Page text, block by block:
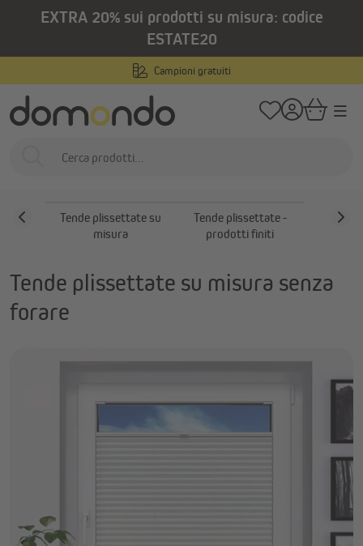
principale
EXTRA 20% sui prodotti su misura: codice
ESTATE20
Campioni gratuiti
/ Tende plissettate
Tende plissettate senza
fori
Tende plissettate
Tende plissettate su
misura
Tende plissettate -
prodotti finiti
Tende plissettate su misura senza
forare